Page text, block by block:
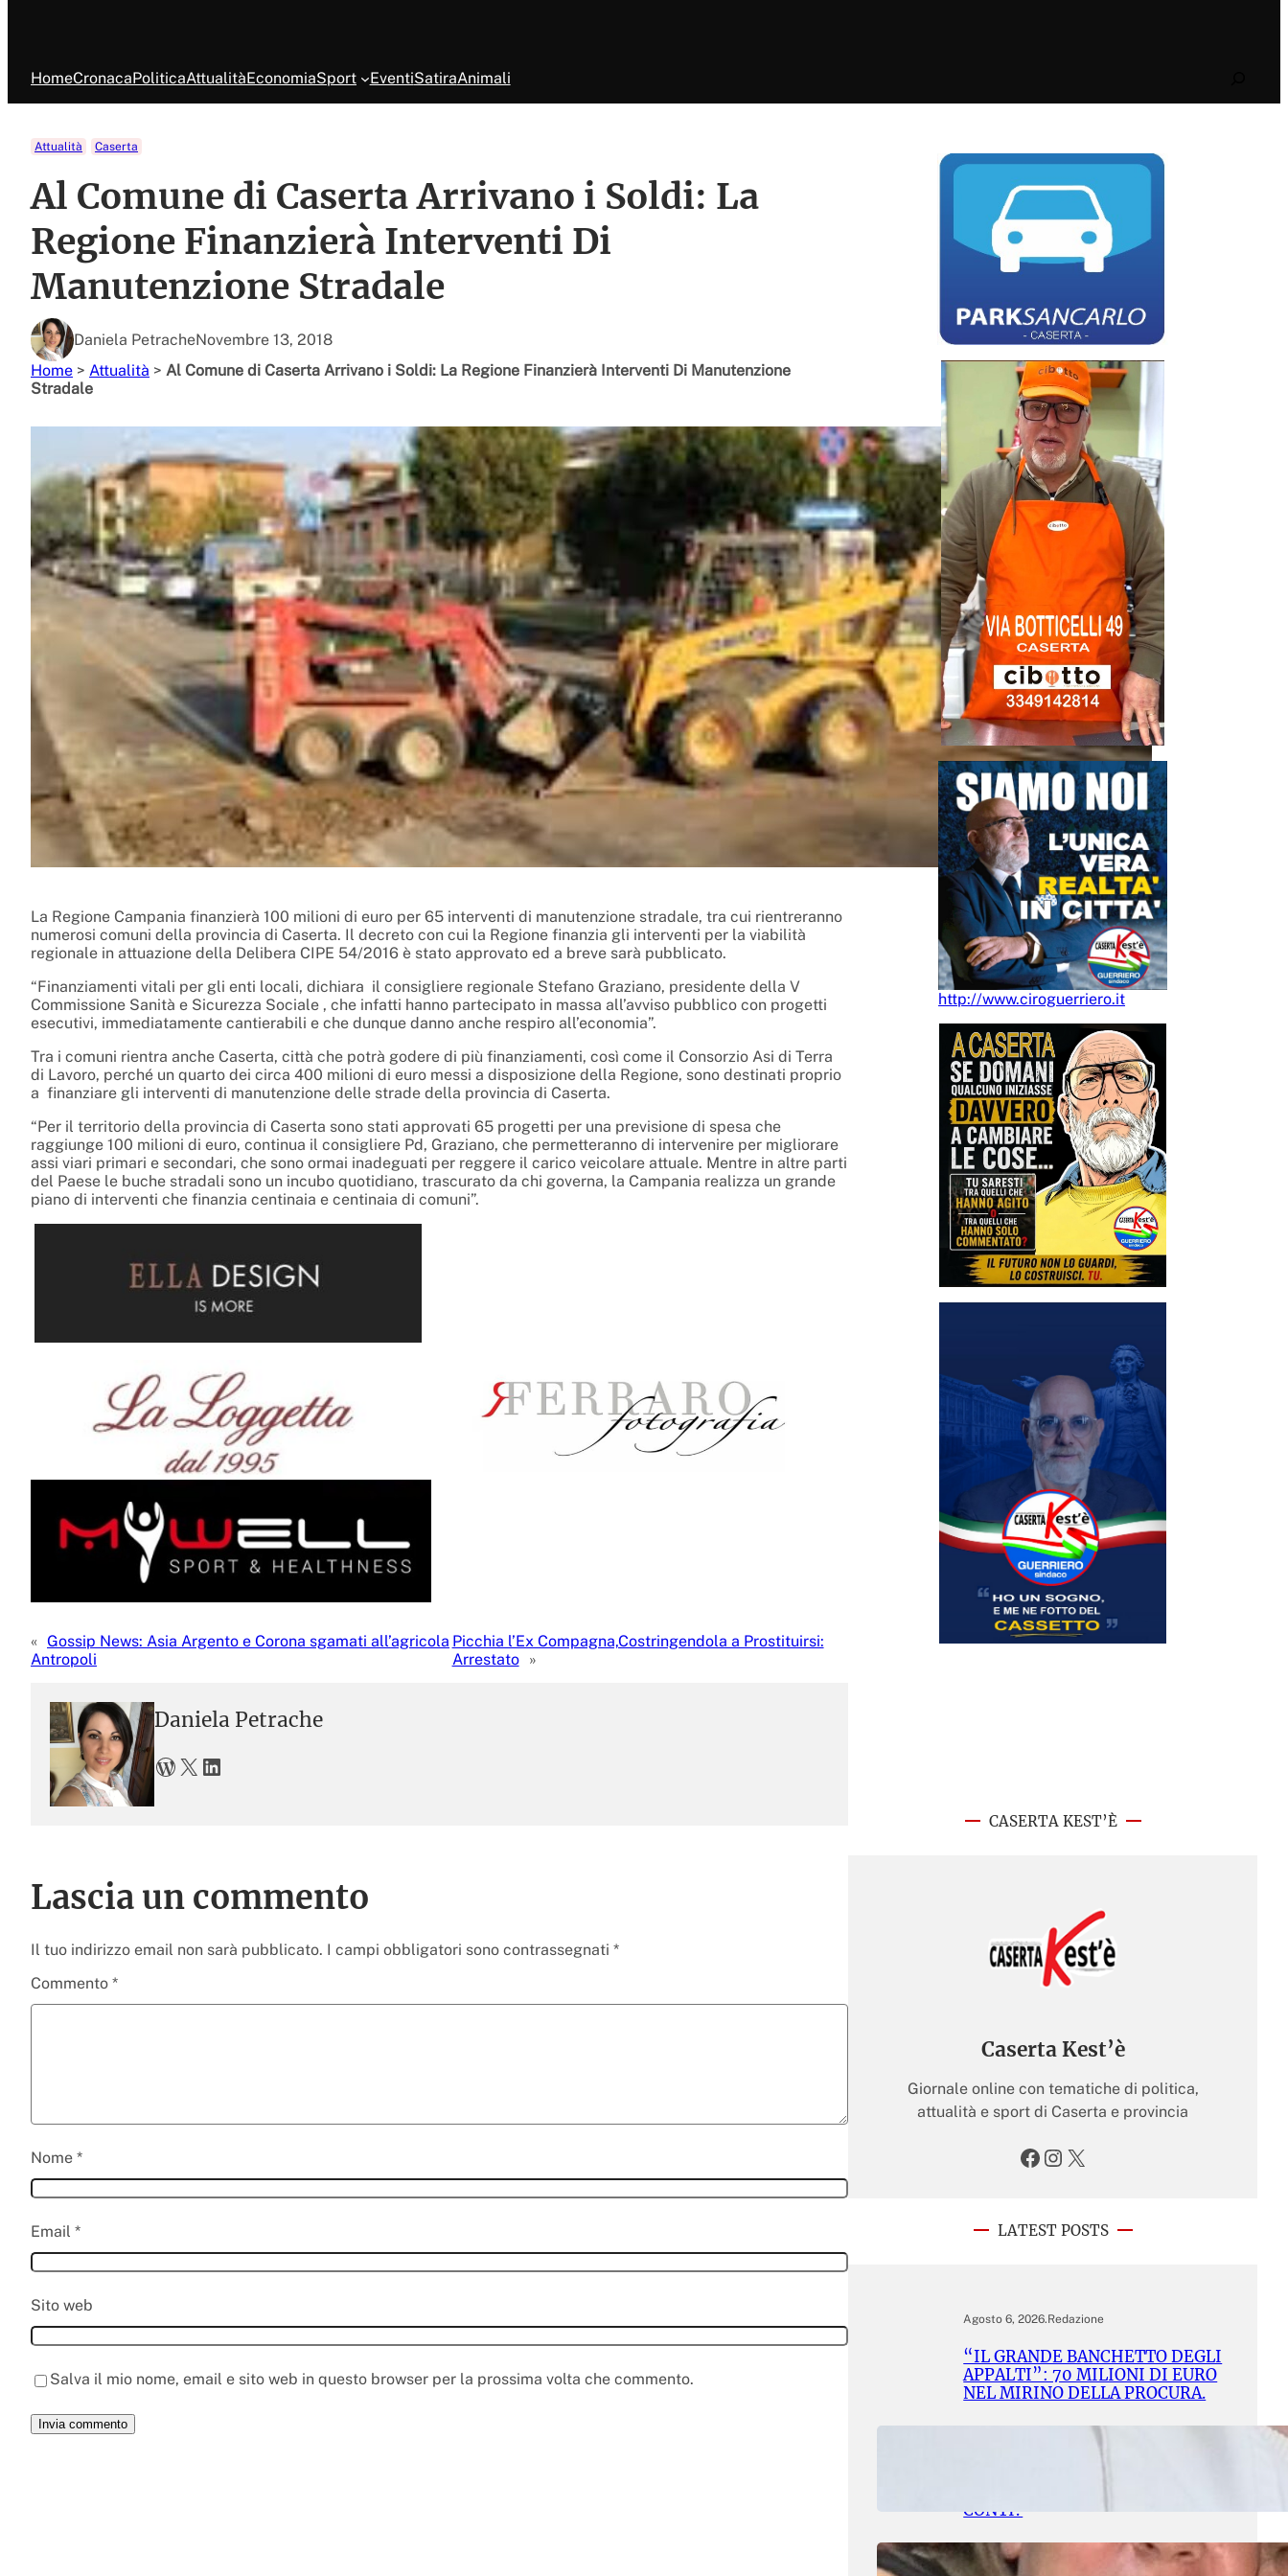
HomeCronacaPoliticaAttualitàEconomiaSport EventiSatiraAnimali
Attualità Caserta
Al Comune di Caserta Arrivano i Soldi: La
Regione Finanzierà Interventi Di
Manutenzione Stradale
Daniela PetracheNovembre 13, 2018
Home > Attualità > Al Comune di Caserta Arrivano i Soldi: La Regione Finanzierà Interventi Di Manutenzione
Stradale
La Regione Campania finanzierà 100 milioni di euro per 65 interventi di manutenzione stradale, tra cui rientreranno
numerosi comuni della provincia di Caserta. Il decreto con cui la Regione finanzia gli interventi per la viabilità
regionale in attuazione della Delibera CIPE 54/2016 è stato approvato ed a breve sarà pubblicato.
“Finanziamenti vitali per gli enti locali, dichiara il consigliere regionale Stefano Graziano, presidente della V
Commissione Sanità e Sicurezza Sociale , che infatti hanno partecipato in massa all’avviso pubblico con progetti
esecutivi, immediatamente cantierabili e che dunque danno anche respiro all’economia”.
Tra i comuni rientra anche Caserta, città che potrà godere di più finanziamenti, così come il Consorzio Asi di Terra
di Lavoro, perché un quarto dei circa 400 milioni di euro messi a disposizione della Regione, sono destinati proprio
a finanziare gli interventi di manutenzione delle strade della provincia di Caserta.
“Per il territorio della provincia di Caserta sono stati approvati 65 progetti per una previsione di spesa che
raggiunge 100 milioni di euro, continua il consigliere Pd, Graziano, che permetteranno di intervenire per migliorare
assi viari primari e secondari, che sono ormai inadeguati per reggere il carico veicolare attuale. Mentre in altre parti
del Paese le buche stradali sono un incubo quotidiano, trascurato da chi governa, la Campania realizza un grande
piano di interventi che finanzia centinaia e centinaia di comuni”.
« Gossip News: Asia Argento e Corona sgamati all’agricola
Antropoli
Picchia l’Ex Compagna,Costringendola a Prostituirsi:
Arrestato
»
Daniela Petrache
WordPress X LinkedIn
Lascia un commento
Il tuo indirizzo email non sarà pubblicato. I campi obbligatori sono contrassegnati *
Commento *
Nome *
Email *
Sito web
Salva il mio nome, email e sito web in questo browser per la prossima volta che commento.
http://www.ciroguerriero.it
CASERTA KEST’È
Caserta Kest’è
Giornale online con tematiche di politica,
attualità e sport di Caserta e provincia
Facebook Instagram X
LATEST POSTS
Agosto 6, 2026.Redazione
“IL GRANDE BANCHETTO DEGLI
APPALTI”: 70 MILIONI DI EURO
NEL MIRINO DELLA PROCURA.
Redazione
CONTI?
Agosto 2, 2026